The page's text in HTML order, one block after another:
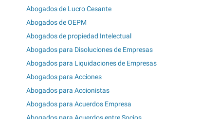
Abogados de Lucro Cesante
Abogados de OEPM
Abogados de propiedad Intelectual
Abogados para Disoluciones de Empresas
Abogados para Liquidaciones de Empresas
Abogados para Acciones
Abogados para Accionistas
Abogados para Acuerdos Empresa